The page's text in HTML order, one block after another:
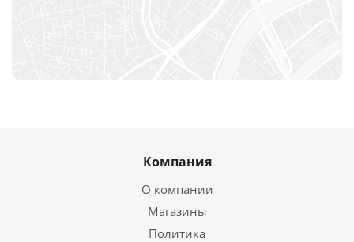
Компания
О компании
Магазины
Политика